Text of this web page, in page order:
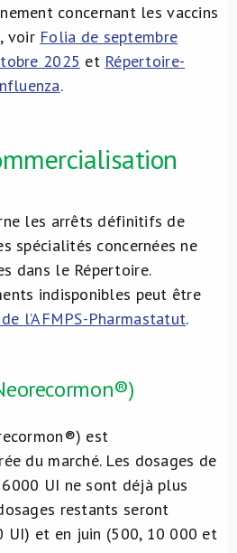
concernant les vaccins
voir Folia de septembre
2025 et Répertoire-
.
les arrêts définitifs de
spécialités concernées ne
dans le Répertoire.
indisponibles peut être
l’AFMPS-Pharmastatut.
est
du marché. Les dosages de
UI ne sont déjà plus
restants seront
UI) et en juin (500, 10 000 et